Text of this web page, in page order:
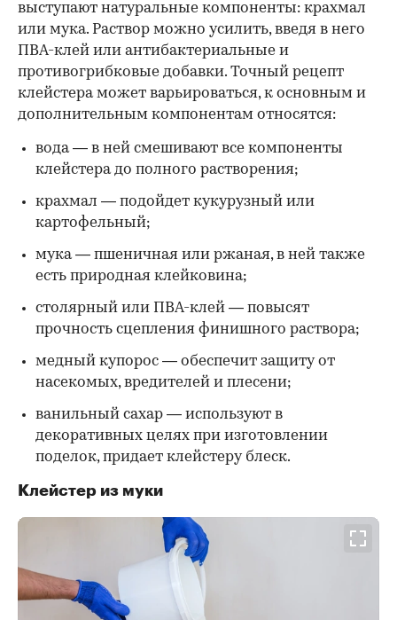
выступают натуральные компоненты: крахмал
или мука. Раствор можно усилить, введя в него
ПВА-клей или антибактериальные и
противогрибковые добавки. Точный рецепт
клейстера может варьироваться, к основным и
дополнительным компонентам относятся:
вода — в ней смешивают все компоненты
клейстера до полного растворения;
крахмал — подойдет кукурузный или
картофельный;
мука — пшеничная или ржаная, в ней также
есть природная клейковина;
столярный или ПВА-клей — повысят
прочность сцепления финишного раствора;
медный купорос — обеспечит защиту от
насекомых, вредителей и плесени;
ванильный сахар — используют в
декоративных целях при изготовлении
поделок, придает клейстеру блеск.
Клейстер из муки